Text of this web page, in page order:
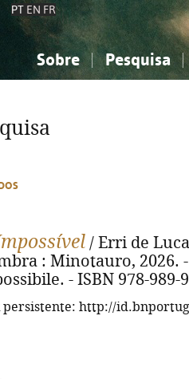
PT EN FR
Sobre Pesquisa
Ciências sociais...
Ciências sociais...
/ Erri de
: Minotauro, 2026.
- ISBN 978-989-
http://